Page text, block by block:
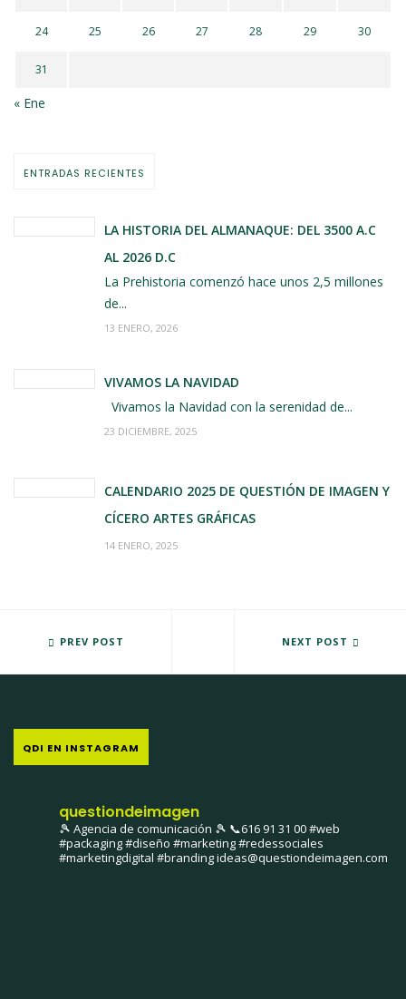
24 25 26 27 28 29 30
31
« Ene
ENTRADAS RECIENTES
LA HISTORIA DEL ALMANAQUE: DEL 3500 A.C
AL 2026 D.C
La Prehistoria comenzó hace unos 2,5 millones
de...
13 ENERO, 2026
VIVAMOS LA NAVIDAD
Vivamos la Navidad con la serenidad de...
23 DICIEMBRE, 2025
CALENDARIO 2025 DE QUESTIÓN DE IMAGEN Y
CÍCERO ARTES GRÁFICAS
14 ENERO, 2025
PREV POST
LA FEDERACIÓN ESPIGAS PRESENTA EL LIBRO "VIVENCIAS,
NEXT POST
PLAZA AVE 2013. LA LLEGADA
QDI EN INSTAGRAM
questiondeimagen
🎾 Agencia de comunicación 🎾 📞616 91 31 00#web
#packaging #diseño #marketing #redessociales
#marketingdigital #brandingideas@questiondeimagen.com